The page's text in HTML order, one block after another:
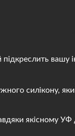
вашу
силікону,
якісному УФ